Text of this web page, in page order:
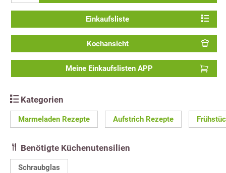
Einkaufsliste
Kochansicht
Meine Einkaufslisten APP
Kategorien
Marmeladen Rezepte Aufstrich Rezepte
Benötigte Küchenutensilien
Schraubglas